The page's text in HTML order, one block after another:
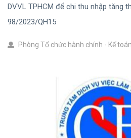
DVVL TPHCM để chi thu nhập tăng
98/2023/QH15
Phòng Tổ chức hành chính - Kế toán